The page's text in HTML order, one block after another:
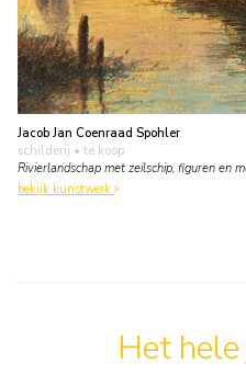
Jacob Jan Coenraad Spohler
schilderij • te koop
Rivierlandschap met zeilschip, figuren en
bekijk kunstwerk
Het